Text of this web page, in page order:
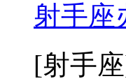
射手座
[射手